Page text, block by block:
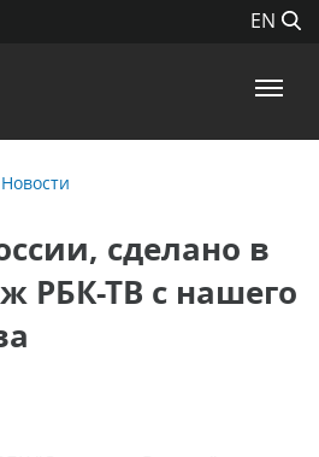
EN
Новости
сделано в
РБК-ТВ c нашего